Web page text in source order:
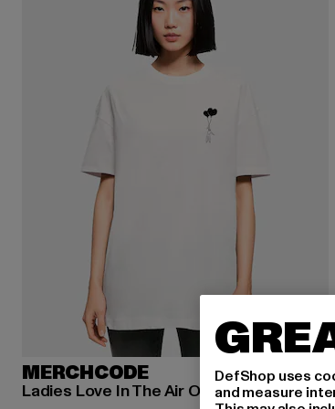
MERCHCODE
Ladies Love In The Air Oversized Boyfriend Tee
DefShop uses
and measure